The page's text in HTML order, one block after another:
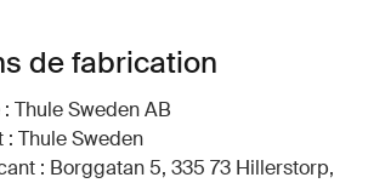
de fabrication
Thule Sweden AB
Thule Sweden
: Borggatan 5, 335 73 Hillerstorp,